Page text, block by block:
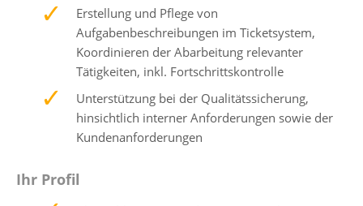
Erstellung und Pflege von
Aufgabenbeschreibungen im Ticketsystem,
Koordinieren der Abarbeitung relevanter
Tätigkeiten, inkl. Fortschrittskontrolle
Unterstützung bei der Qualitätssicherung,
hinsichtlich interner Anforderungen sowie der
Kundenanforderungen
Ihr Profil